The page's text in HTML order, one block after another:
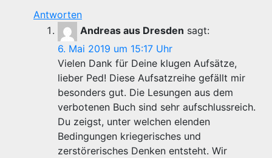
Antworten
Andreas aus Dresden sagt:
6. Mai 2019 um 15:17 Uhr
Vielen Dank für Deine klugen Aufsätze,
lieber Ped! Diese Aufsatzreihe gefällt mir
besonders gut. Die Lesungen aus dem
verbotenen Buch sind sehr aufschlussreich.
Du zeigst, unter welchen elenden
Bedingungen kriegerisches und
zerstörerisches Denken entsteht. Wir